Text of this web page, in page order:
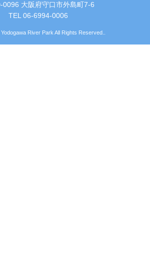
0096 大阪府守口市外島町7-6
TEL 06-6994-0006
River Park All Rights Reserved..